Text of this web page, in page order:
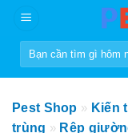
content
Tìm
kiếm:
Pest Shop » Kiến
trùng » Rệp